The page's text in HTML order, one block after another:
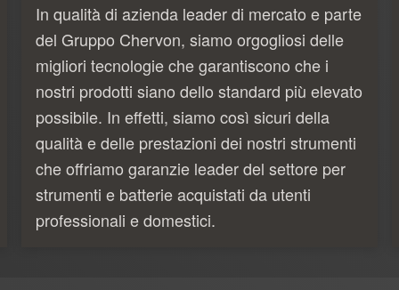
In qualità di azienda leader di mercato e parte
del Gruppo Chervon, siamo orgogliosi delle
migliori tecnologie che garantiscono che i
nostri prodotti siano dello standard più elevato
possibile. In effetti, siamo così sicuri della
qualità e delle prestazioni dei nostri strumenti
che offriamo garanzie leader del settore per
strumenti e batterie acquistati da utenti
professionali e domestici.